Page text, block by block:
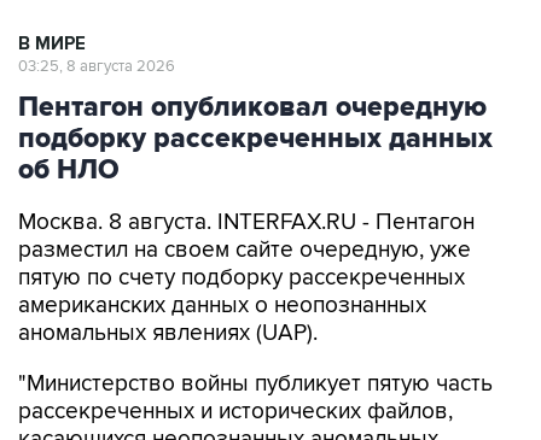
В МИРЕ
03:25, 8 августа 2026
Пентагон опубликовал очередную
подборку рассекреченных данных
об НЛО
Москва. 8 августа. INTERFAX.RU - Пентагон
разместил на своем сайте очередную, уже
пятую по счету подборку рассекреченных
американских данных о неопознанных
аномальных явлениях (UAP).
"Министерство войны публикует пятую часть
рассекреченных и исторических файлов,